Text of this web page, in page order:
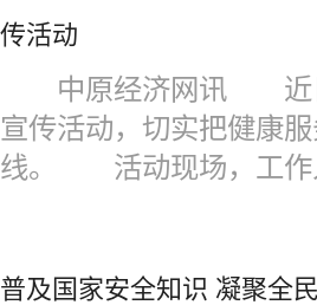
传活动
中原经济网讯 近日
宣传活动，切实把健康
线。 活动现场，工作
普及国家安全知识 凝聚全